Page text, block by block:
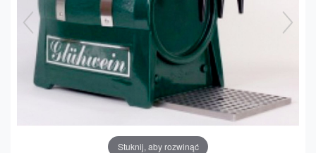
Stuknij, aby rozwinąć